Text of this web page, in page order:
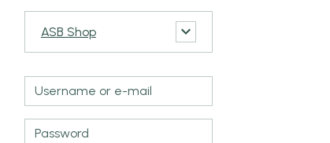
ASB Shop